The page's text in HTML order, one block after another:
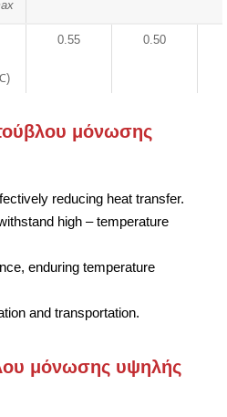
0.55 0.50
μόνωσης
reducing heat transfer.
high – temperature
enduring temperature
and transportation.
μόνωσης υψηλής